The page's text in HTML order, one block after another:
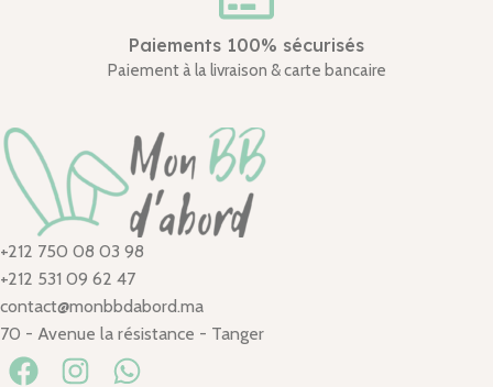
Paiements 100% sécurisés
Paiement à la livraison & carte bancaire
+212 750 08 03 98
+212 531 09 62 47
contact@monbbdabord.ma
70 - Avenue la résistance - Tanger